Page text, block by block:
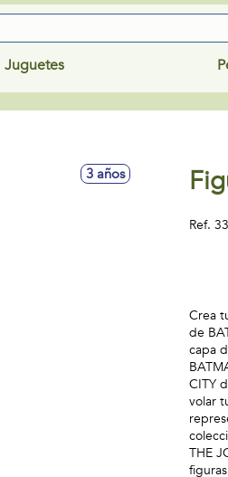
Juguetes
3 años
Ref.
Crea
de
capa
CITY
volar
THE